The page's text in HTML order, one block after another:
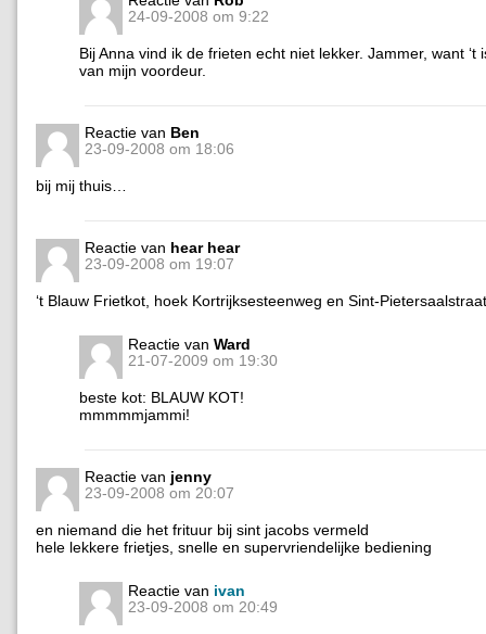
24-09-2008 om 9:22
Bij Anna vind ik de frieten echt niet lekker. Jammer, want ‘t
van mijn voordeur.
Reactie van Ben
23-09-2008 om 18:06
bij mij thuis…
Reactie van hear hear
23-09-2008 om 19:07
‘t Blauw Frietkot, hoek Kortrijksesteenweg en Sint-Pietersaalstraat
Reactie van Ward
21-07-2009 om 19:30
beste kot: BLAUW KOT!
mmmmmjammi!
Reactie van jenny
23-09-2008 om 20:07
en niemand die het frituur bij sint jacobs vermeld
hele lekkere frietjes, snelle en supervriendelijke bediening
Reactie van ivan
23-09-2008 om 20:49